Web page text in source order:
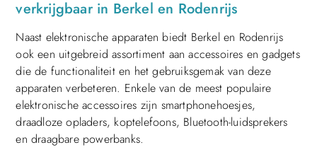
verkrijgbaar in Berkel en Rodenrijs
Naast elektronische apparaten biedt Berkel en Rodenrijs
ook een uitgebreid assortiment aan accessoires en gadgets
die de functionaliteit en het gebruiksgemak van deze
apparaten verbeteren. Enkele van de meest populaire
elektronische accessoires zijn smartphonehoesjes,
draadloze opladers, koptelefoons, Bluetooth-luidsprekers
en draagbare powerbanks.